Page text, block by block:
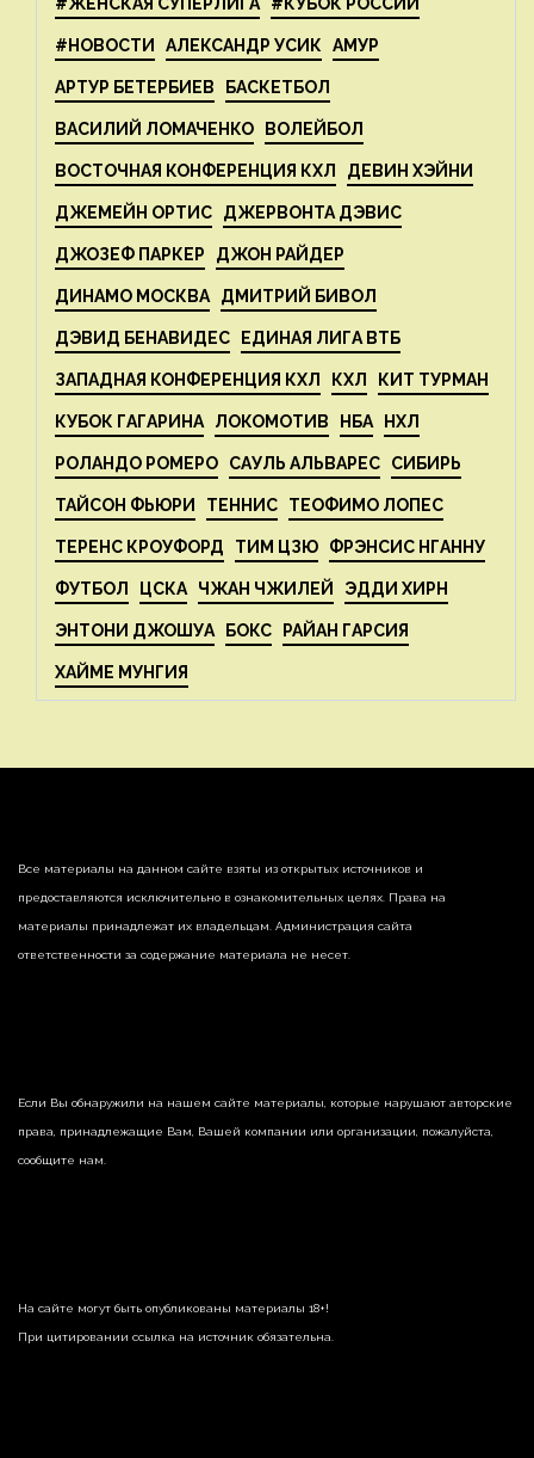
#НОВОСТИ АЛЕКСАНДР УСИК АМУР
АРТУР БЕТЕРБИЕВ БАСКЕТБОЛ
ВАСИЛИЙ ЛОМАЧЕНКО ВОЛЕЙБОЛ
ВОСТОЧНАЯ КОНФЕРЕНЦИЯ КХЛ ДЕВИН ХЭЙНИ
ДЖЕМЕЙН ОРТИС ДЖЕРВОНТА ДЭВИС
ДЖОЗЕФ ПАРКЕР ДЖОН РАЙДЕР
ДИНАМО МОСКВА ДМИТРИЙ БИВОЛ
ДЭВИД БЕНАВИДЕС ЕДИНАЯ ЛИГА ВТБ
ЗАПАДНАЯ КОНФЕРЕНЦИЯ КХЛ КХЛ КИТ ТУРМАН
КУБОК ГАГАРИНА ЛОКОМОТИВ НБА НХЛ
РОЛАНДО РОМЕРО САУЛЬ АЛЬВАРЕС СИБИРЬ
ТАЙСОН ФЬЮРИ ТЕННИС ТЕОФИМО ЛОПЕС
ТЕРЕНС КРОУФОРД ТИМ ЦЗЮ ФРЭНСИС НГАННУ
ФУТБОЛ ЦСКА ЧЖАН ЧЖИЛЕЙ ЭДДИ ХИРН
ЭНТОНИ ДЖОШУА БОКС РАЙАН ГАРСИЯ
ХАЙМЕ МУНГИЯ
Все материалы на данном сайте взяты из открытых источников и
предоставляются исключительно в ознакомительных целях. Права на
материалы принадлежат их владельцам. Администрация сайта
ответственности за содержание материала не несет.
Если Вы обнаружили на нашем сайте материалы, которые нарушают авторские
права, принадлежащие Вам, Вашей компании или организации, пожалуйста,
сообщите нам.
На сайте могут быть опубликованы материалы 18+!
При цитировании ссылка на источник обязательна.